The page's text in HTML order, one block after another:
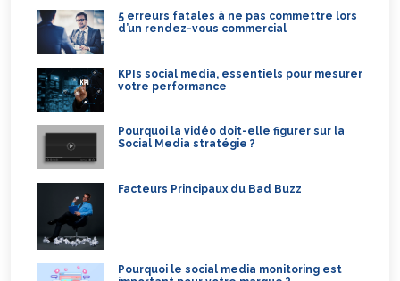
5 erreurs fatales à ne pas commettre lors
d’un rendez-vous commercial
KPIs social media, essentiels pour mesurer
votre performance
Pourquoi la vidéo doit-elle figurer sur la
Social Media stratégie ?
Facteurs Principaux du Bad Buzz
Pourquoi le social media monitoring est